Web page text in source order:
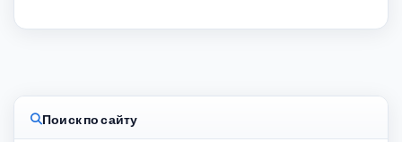
Поиск по сайту